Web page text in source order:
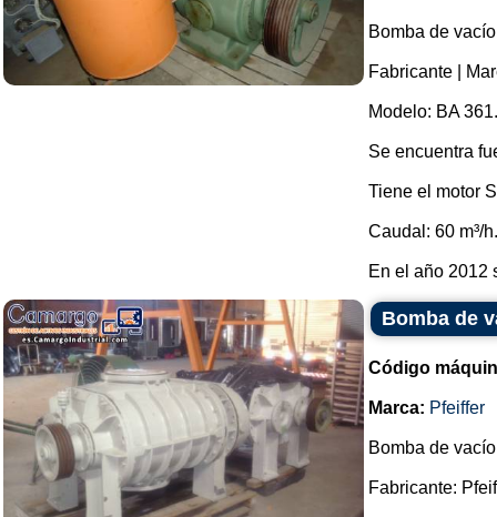
Bomba de
Fabricante |
Modelo: BA 361.
Se encuentra
Tiene el motor
Caudal: 60 m³/h.
En el año 2012
Bomba de
Código
Marca: Pfeiffer
Bomba de
Fabricante: